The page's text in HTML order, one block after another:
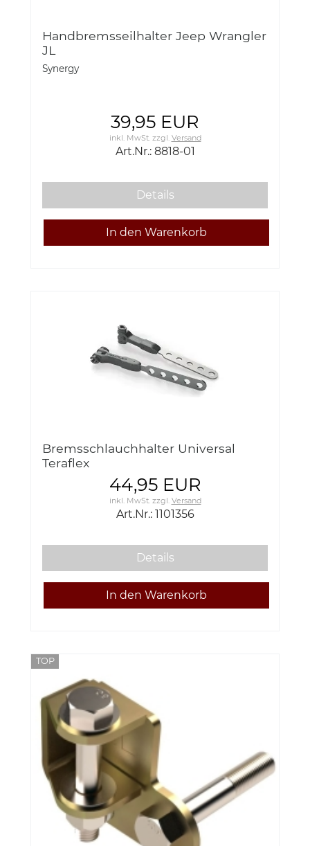
Handbremsseilhalter Jeep Wrangler
JL
Synergy
39,95 EUR
inkl. MwSt.zzgl. Versand
Art.Nr.: 8818-01
Details
Bremsschlauchhalter Universal
Teraflex
44,95 EUR
inkl. MwSt.zzgl. Versand
Art.Nr.: 1101356
Details
TOP